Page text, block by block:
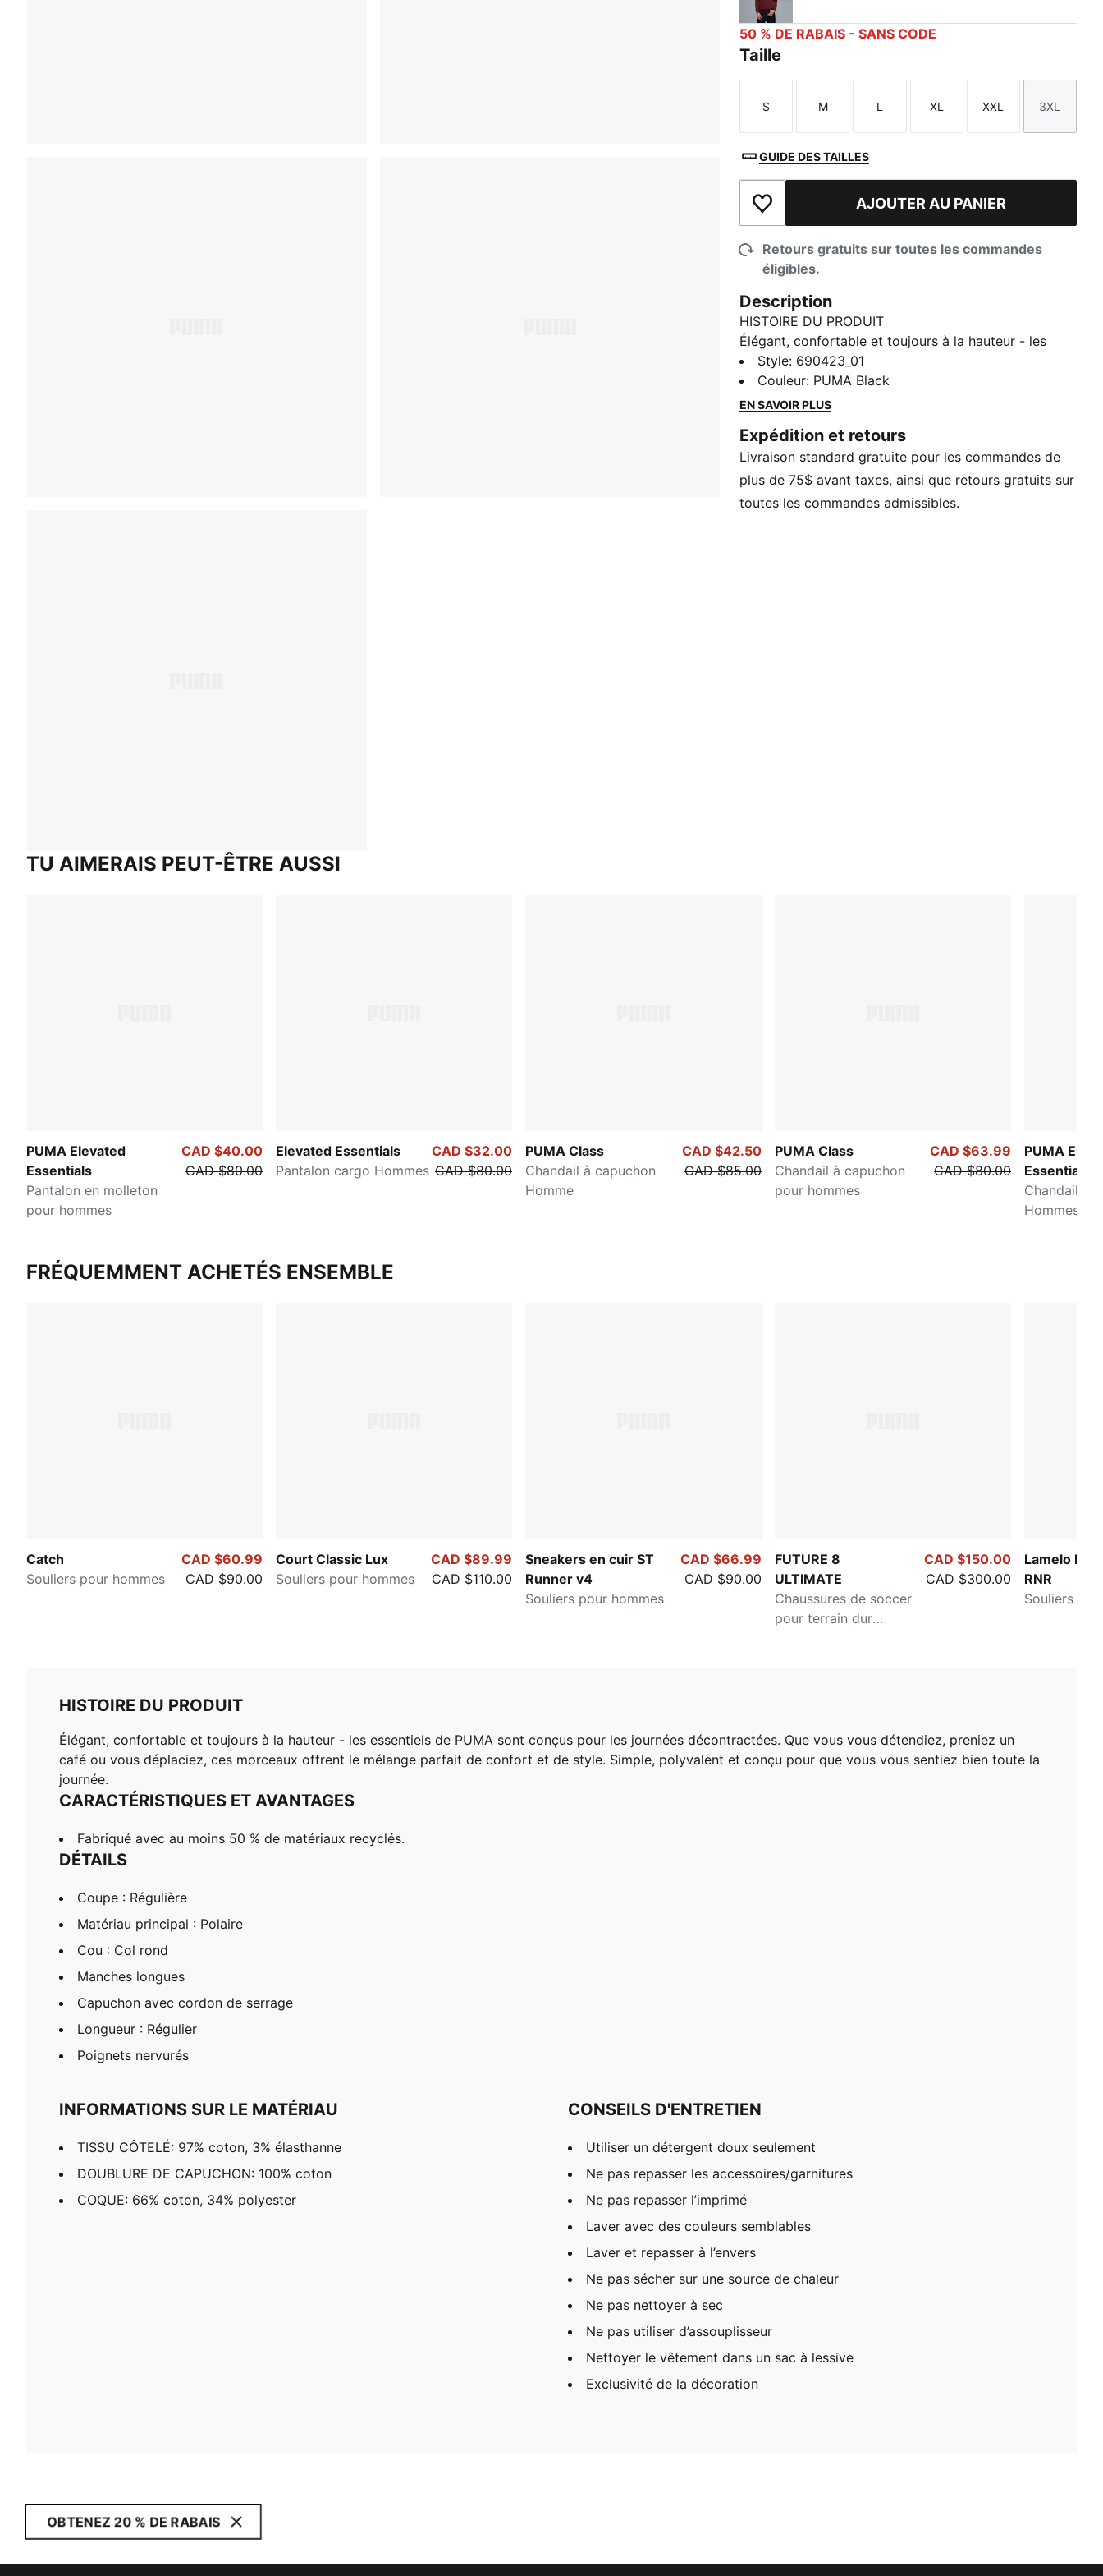
Ruby Shimmer
50 % DE RABAIS - SANS CODE
Taille
Taille
S
Taille
M
Taille
L
Taille
XL
Taille
XXL
Taille
3XL
GUIDE DES TAILLES
Ajouter à la liste de souhaits
AJOUTER AU PANIER
Retours gratuits sur toutes les commandes
éligibles.
Description
HISTOIRE DU PRODUIT
Élégant, confortable et toujours à la hauteur - les
essentiels de PUMA sont conçus pour les journées
décontractées. Que vous vous détendiez, preniez un
café ou vous déplaciez, ces morceaux offrent le
polyvalent et conçu pour que vous vous sentiez bien
toute la journée.
CARACTÉRISTIQUES ET AVANTAGES
Fabriqué avec au moins 50 % de matériaux recyclés.
Style: 690423_01
Couleur: PUMA Black
EN SAVOIR PLUS
Expédition et retours
Livraison standard gratuite pour les commandes de
plus de 75$ avant taxes, ainsi que retours gratuits sur
toutes les commandes admissibles.
TU AIMERAIS PEUT-ÊTRE AUSSI
PUMA Elevated
Essentials
Pantalon en molleton
pour hommes
CAD $40.00
CAD $80.00
Elevated Essentials
Pantalon cargo Hommes
CAD $32.00
CAD $80.00
PUMA Class
Chandail à capuchon
Homme
CAD $42.50
CAD $85.00
PUMA Class
Chandail à capuchon
pour hommes
CAD $63.99
CAD $80.00
PUMA
Essentials
Chandail à
Hommes
FRÉQUEMMENT ACHETÉS ENSEMBLE
Catch
Souliers pour hommes
CAD $60.99
CAD $90.00
Court Classic Lux
Souliers pour hommes
CAD $89.99
CAD $110.00
Sneakers en cuir ST
Runner v4
Souliers pour hommes
CAD $66.99
CAD $90.00
FUTURE 8
ULTIMATE
Chaussures de soccer
pour terrain dur
CAD $150.00
CAD $300.00
Lamelo Ball
RNR
Souliers
HISTOIRE DU PRODUIT
Élégant, confortable et toujours à la hauteur - les essentiels de PUMA sont conçus pour les journées décontractées. Que vous vous détendiez, preniez un
café ou vous déplaciez, ces morceaux offrent le mélange parfait de confort et de style. Simple, polyvalent et conçu pour que vous vous sentiez bien toute la
journée.
CARACTÉRISTIQUES ET AVANTAGES
Fabriqué avec au moins 50 % de matériaux recyclés.
DÉTAILS
Coupe : Régulière
Matériau principal : Polaire
Cou : Col rond
Manches longues
Capuchon avec cordon de serrage
Longueur : Régulier
Poignets nervurés
INFORMATIONS SUR LE MATÉRIAU
TISSU CÔTELÉ: 97% coton, 3% élasthanne
DOUBLURE DE CAPUCHON: 100% coton
COQUE: 66% coton, 34% polyester
CONSEILS D'ENTRETIEN
Utiliser un détergent doux seulement
Ne pas repasser les accessoires/garnitures
Ne pas repasser l’imprimé
Laver avec des couleurs semblables
Laver et repasser à l’envers
Ne pas sécher sur une source de chaleur
Ne pas nettoyer à sec
Ne pas utiliser d’assouplisseur
Nettoyer le vêtement dans un sac à lessive
Exclusivité de la décoration
OBTENEZ 20 % DE RABAIS